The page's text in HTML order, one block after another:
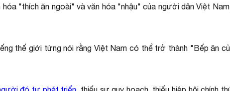
"thích ăn ngoài" và văn hóa "nhậu" của người dân Việt
thế giới từng nói rằng Việt Nam có thể trở thành "Bếp ăn